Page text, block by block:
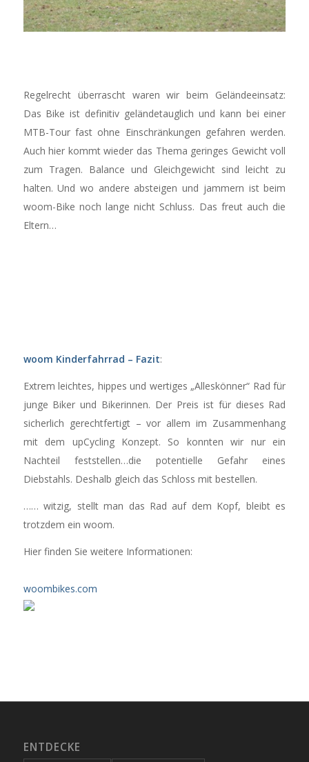
Regelrecht überrascht waren wir beim Geländeeinsatz:
Das Bike ist definitiv geländetauglich und kann bei einer
MTB-Tour fast ohne Einschränkungen gefahren werden.
Auch hier kommt wieder das Thema geringes Gewicht voll
zum Tragen. Balance und Gleichgewicht sind leicht zu
halten. Und wo andere absteigen und jammern ist beim
woom-Bike noch lange nicht Schluss. Das freut auch die
Eltern…
woom Kinderfahrrad – Fazit:
Extrem leichtes, hippes und wertiges „Alleskönner“ Rad für
junge Biker und Bikerinnen. Der Preis ist für dieses Rad
sicherlich gerechtfertigt – vor allem im Zusammenhang
mit dem upCycling Konzept. So konnten wir nur ein
Nachteil feststellen…die potentielle Gefahr eines
Diebstahls. Deshalb gleich das Schloss mit bestellen.
…… witzig, stellt man das Rad auf dem Kopf, bleibt es
trotzdem ein woom.
Hier finden Sie weitere Informationen:
woombikes.com
ENTDECKE